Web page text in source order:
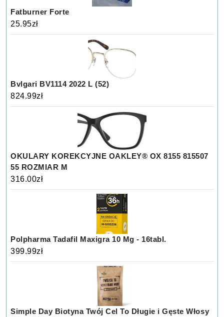
Fatburner Forte
25.95zł
Bvlgari BV1114 2022 L (52)
824.99zł
OKULARY KOREKCYJNE OAKLEY® OX 8155 815507
55 ROZMIAR M
316.00zł
Polpharma Tadafil Maxigra 10 Mg - 16tabl.
399.99zł
Simple Day Biotyna Twój Cel To Długie i Gęste Włosy